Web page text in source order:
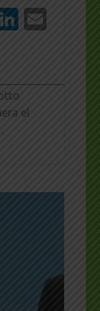
Bluesky
el